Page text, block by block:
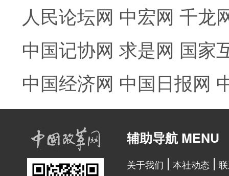
人民论坛网 中宏网 千龙
中国记协网 求是网 国家
中国经济网 中国日报网
辅助导航 MENU
关于我们 本社动态